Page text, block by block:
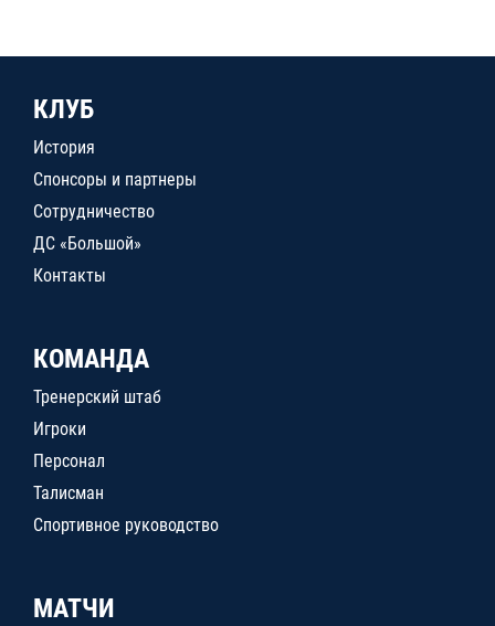
КЛУБ
История
Спонсоры и партнеры
Сотрудничество
ДС «Большой»
Контакты
КОМАНДА
Тренерский штаб
Игроки
Персонал
Талисман
Спортивное руководство
МАТЧИ